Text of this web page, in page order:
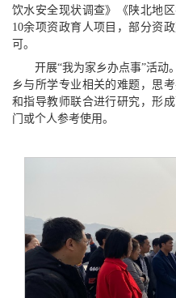
饮水安全现状调查》《陕北地
10余项资政育人项目，部分资
可。
开展“我为家乡办点事”活动
乡与所学专业相关的难题，思
和指导教师联合进行研究，形
门或个人参考使用。